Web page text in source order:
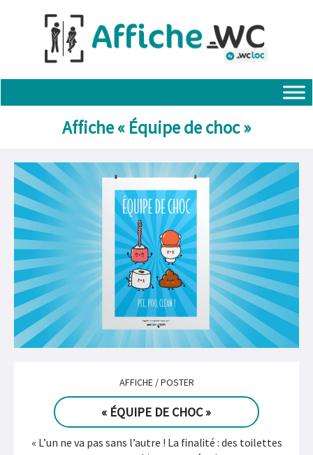
Affiche « Équipe de choc »
AFFICHE / POSTER
« ÉQUIPE DE CHOC »
« L’un ne va pas sans l’autre ! La finalité : des toilettes